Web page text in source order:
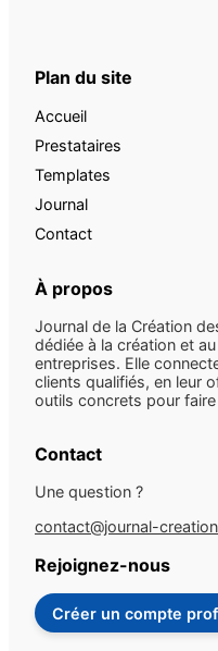
Plan du site
Accueil
Prestataires
Templates
Journal
Contact
À propos
Journal de la Création
dédiée à la création et
entreprises. Elle
clients qualifiés, en leur
outils concrets pour
Contact
Une question ?
contact@journal-
Rejoignez-nous
Créer un compte